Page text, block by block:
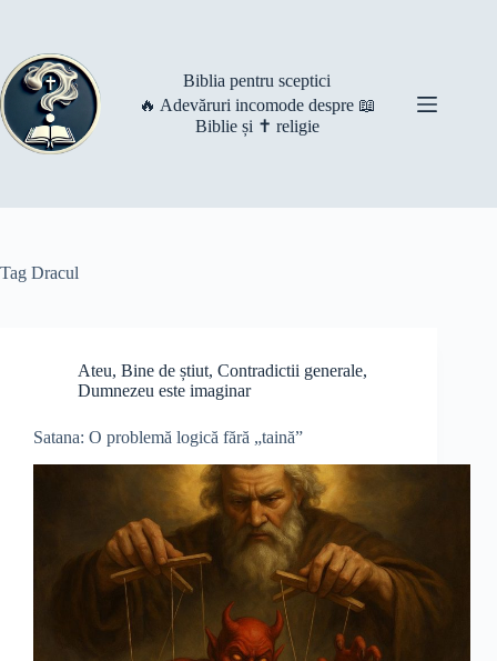
Biblia pentru sceptici
🔥 Adevăruri incomode despre 📖
Biblie și ✝️ religie
Tag Dracul
Ateu, Bine de știut, Contradictii generale,
Dumnezeu este imaginar
Satana: O problemă logică fără „taină”